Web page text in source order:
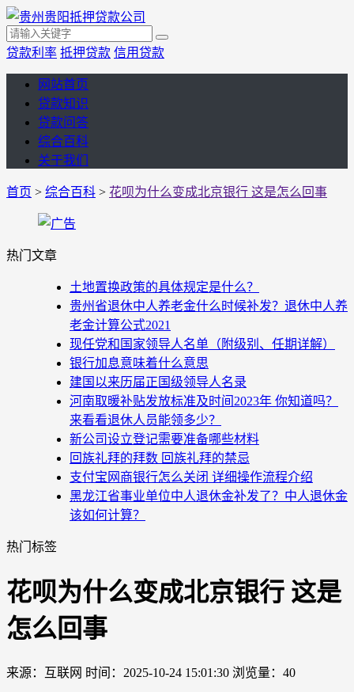
贷款利率 抵押贷款 信用贷款
网站首页
贷款知识
贷款问答
综合百科
关于我们
首页 > 综合百科 > 花呗为什么变成北京银行 这是怎么回事
热门文章
土地置换政策的具体规定是什么？
贵州省退休中人养老金什么时候补发？退休中人养
老金计算公式2021
现任党和国家领导人名单（附级别、任期详解）
银行加息意味着什么意思
建国以来历届正国级领导人名录
河南取暖补贴发放标准及时间2023年 你知道吗？
来看看退休人员能领多少？
新公司设立登记需要准备哪些材料
回族礼拜的拜数 回族礼拜的禁忌
支付宝网商银行怎么关闭 详细操作流程介绍
黑龙江省事业单位中人退休金补发了？中人退休金
该如何计算？
热门标签
花呗为什么变成北京银行 这是
怎么回事
来源：互联网 时间：2025-10-24 15:01:30 浏览量：40